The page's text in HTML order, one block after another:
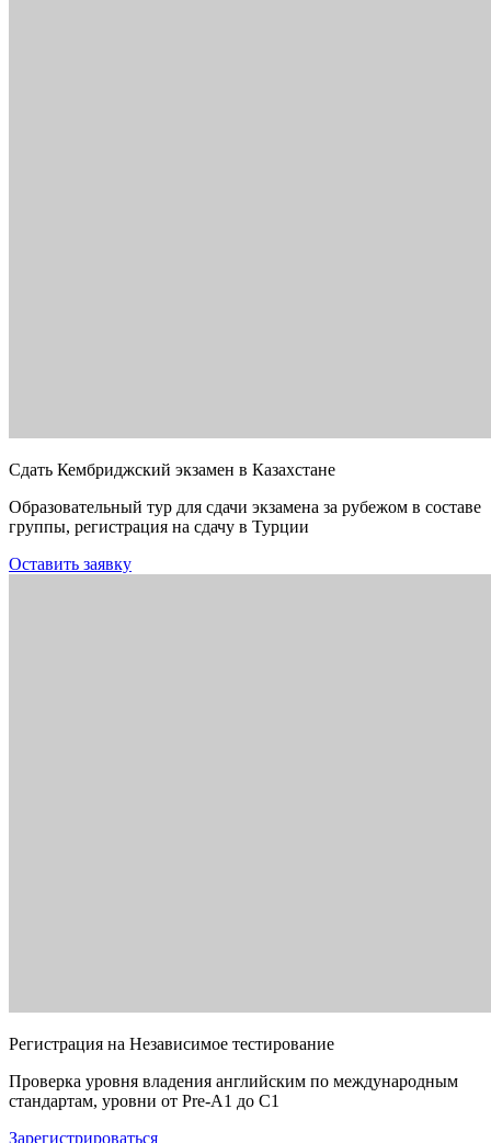
Сдать Кембриджский экзамен в Казахстане
Образовательный тур для сдачи экзамена за рубежом в составе
группы, регистрация на сдачу в Турции
Оставить заявку
Регистрация на Независимое тестирование
Проверка уровня владения английским по международным
стандартам, уровни от Pre-A1 до C1
Зарегистрироваться